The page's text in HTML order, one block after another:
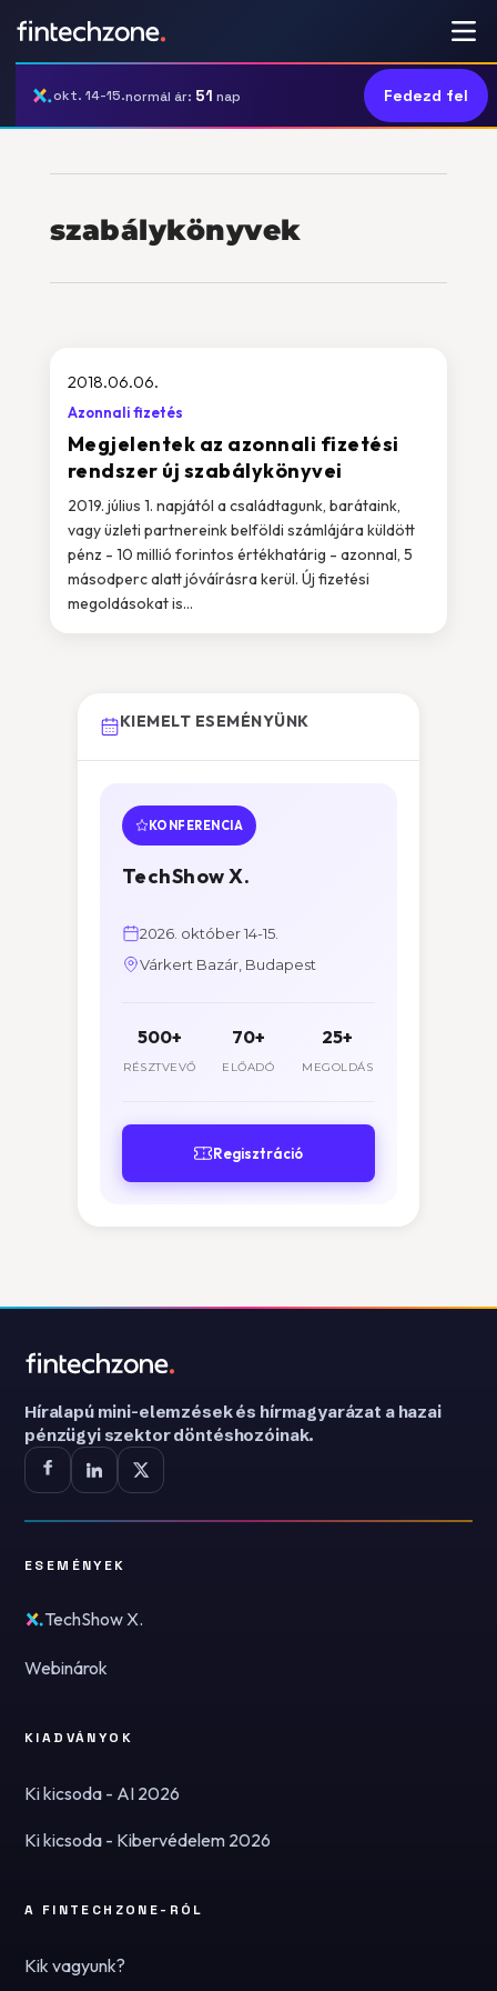
okt. 14-15.normál ár: 51 nap Fedezd fel
szabálykönyvek
Megjelentek az azonnali fizetési
rendszer új szabálykönyvei
2018.06.06.
Azonnali fizetés
2019. július 1. napjától a családtagunk, barátaink,
vagy üzleti partnereink belföldi számlájára küldött
pénz - 10 millió forintos értékhatárig - azonnal, 5
másodperc alatt jóváírásra kerül. Új fizetési
megoldásokat is...
KIEMELT ESEMÉNYÜNK
KONFERENCIA
TechShow X.
2026. október 14-15.
Várkert Bazár, Budapest
500+
RÉSZTVEVŐ
70+
ELŐADÓ
25+
MEGOLDÁS
Regisztráció
Híralapú mini-elemzések és hírmagyarázat a hazai
pénzügyi szektor döntéshozóinak.
ESEMÉNYEK
TechShow X.
Webinárok
KIADVÁNYOK
Ki kicsoda - AI 2026
Ki kicsoda - Kibervédelem 2026
A FINTECHZONE-RÓL
Kik vagyunk?